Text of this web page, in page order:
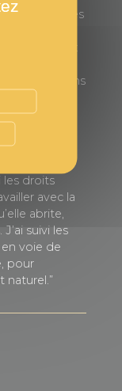
des
Brenda
Grâce aux
a été
dans
pour
de palme
voir les
sur la
les droits
avec la
abrite,
suivi les
voie de
pour